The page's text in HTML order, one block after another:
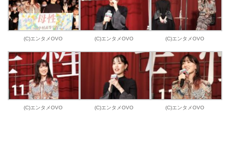
(C)エンタメOVO (C)エンタメOVO (C)エンタメOVO
(C)エンタメOVO (C)エンタメOVO (C)エンタメOVO